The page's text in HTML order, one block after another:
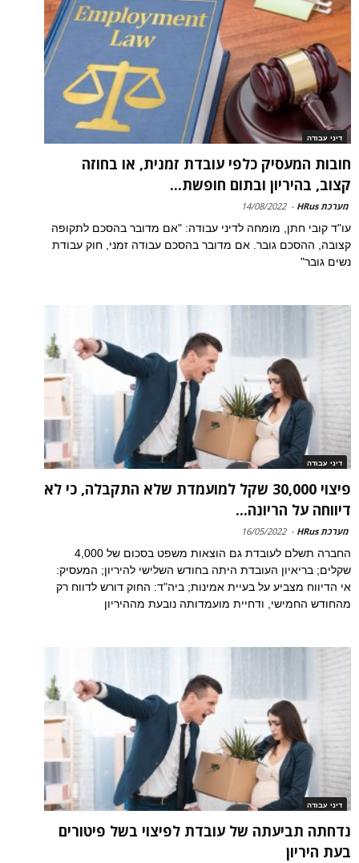
דיני עבודה
חובות המעסיק כלפי עובדת זמנית, או בחוזה
קצוב, בהיריון ובתום חופשת...
מערכת HRus -
14/08/2022
עו"ד קובי חתן, מומחה לדיני עבודה: "אם מדובר בהסכם לתקופה
קצובה, ההסכם גובר. אם מדובר בהסכם עבודה זמני, חוק עבודת
נשים גובר"
דיני עבודה
פיצוי 30,000 שקל למועמדת שלא התקבלה, כי לא
דיווחה על הריונה...
מערכת HRus -
16/05/2022
החברה תשלם לעובדת גם הוצאות משפט בסכום של 4,000
שקלים; בריאיון העובדת היתה בחודש השלישי להיריון; המעסיק:
אי הדיווח מצביע על בעיית אמינות; ביה"ד: החוק דורש לדווח רק
מהחודש החמישי, ודחיית מועמדותה נובעת מההיריון
דיני עבודה
נדחתה תביעתה של עובדת לפיצוי בשל פיטורים
בעת היריון